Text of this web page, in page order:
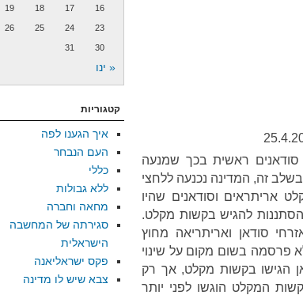
ראשית בכך שמנעה
להגיש בקשות מקלט עד תחילת שנת 2013. בשלב זה, המדינה נכנעה ללחצי
אריתראים וסודאנים שהיו
להגיש בקשות מקלט.
לאזרחי סודאן ואריתריאה מחוץ
פרסמה בשום מקום על שינוי
מעל 1,400 אזרחי סודאן הגישו בקשות מקלט, אך רק
המקלט הוגשו לפני יותר
16
17
18
19
23
24
25
26
30
31
« ינו
קטגוריות
איך הגענו לפה
העם הנבחר
כללי
ללא גבולות
מחאה וחברה
סגירתה של המחשבה
הישראלית
פקס ישראליאנה
צבא שיש לו מדינה